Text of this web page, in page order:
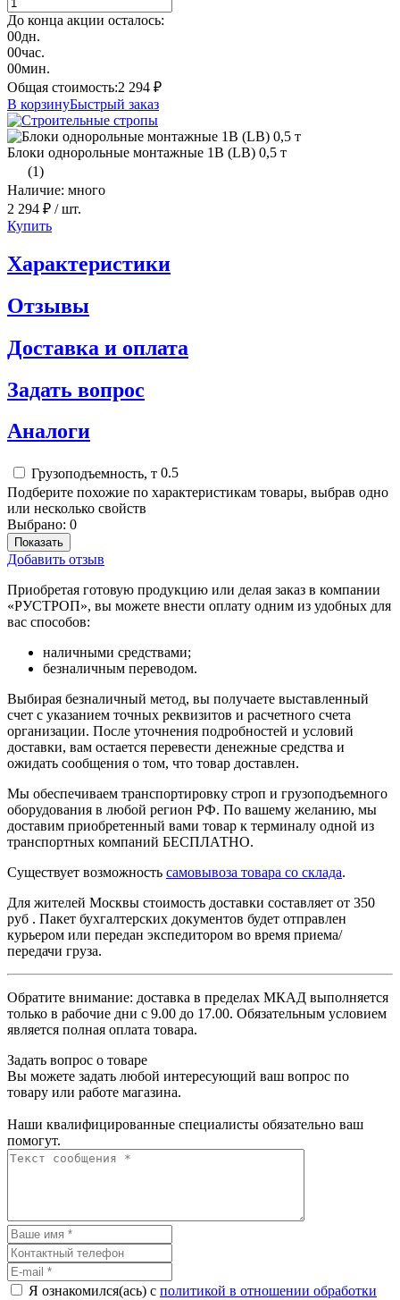
До конца акции осталось:
00дн.
00час.
00мин.
Общая стоимость:2 294 ₽
В корзинуБыстрый заказ
Блоки однорольные монтажные 1B (LB) 0,5 т
(1)
Наличие: много
2 294 ₽ / шт.
Купить
Характеристики
Отзывы
Доставка и оплата
Задать вопрос
Аналоги
Грузоподъемность, т 0.5
Подберите похожие по характеристикам товары, выбрав одно
или несколько свойств
Выбрано: 0
Показать
Добавить отзыв
Приобретая готовую продукцию или делая заказ в компании
«РУСТРОП», вы можете внести оплату одним из удобных для
вас способов:
наличными средствами;
безналичным переводом.
Выбирая безналичный метод, вы получаете выставленный
счет с указанием точных реквизитов и расчетного счета
организации. После уточнения подробностей и условий
доставки, вам остается перевести денежные средства и
ожидать сообщения о том, что товар доставлен.
Мы обеспечиваем транспортировку строп и грузоподъемного
оборудования в любой регион РФ. По вашему желанию, мы
доставим приобретенный вами товар к терминалу одной из
транспортных компаний БЕСПЛАТНО.
Существует возможность самовывоза товара со склада.
Для жителей Москвы стоимость доставки составляет от 350
руб . Пакет бухгалтерских документов будет отправлен
курьером или передан экспедитором во время приема/
передачи груза.
Обратите внимание: доставка в пределах МКАД выполняется
только в рабочие дни с 9.00 до 17.00. Обязательным условием
является полная оплата товара.
Задать вопрос о товаре
Вы можете задать любой интересующий ваш вопрос по
товару или работе магазина.
Наши квалифицированные специалисты обязательно ваш
помогут.
Я ознакомился(ась) с политикой в отношении обработки